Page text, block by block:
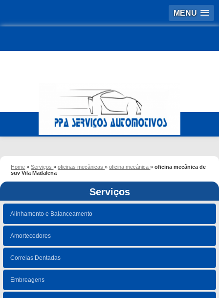
MENU
Home »Serviços»oficinas mecânicas»oficina mecânica»oficina mecânica de
suv Vila Madalena
Serviços
Alinhamento e Balanceamento
Amortecedores
Correias Dentadas
Embreagens